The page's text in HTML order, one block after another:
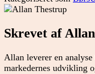
Skrevet af
Allan leverer en
markedernes udvikling